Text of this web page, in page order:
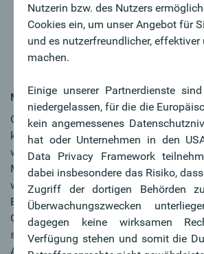
Unternehmen?
Egal welchen persönlichen
mitbringen, bei uns haben Sie
MY FUTURE
Oberbank ist anders, weil wir als
kundennahe, erfolgreiche
wachsen. Damit wachsen auch die
Mitarbeiter:innen, sich beruflich und
weiterzuentwickeln. Hier können Sie
Erfolgsgeschichte mit Ihren Ideen selbst
Oberbank bietet Ihnen nicht nur eine
sondern auch zahlreiche Benefits, wie
Aktienbeteiligung, betriebliche
Nutzerin bzw. des Nutzers
Cookies ein, um unser Angebot für
und es nutzerfreundlicher, effektiver
machen.
Einige unserer Partnerdienste
niedergelassen, für die die
kein angemessenes
hat oder Unternehmen in den
Data Privacy Framework
dabei insbesondere das Risiko,
Zugriff der dortigen Behörden
Überwachungszwecken
dagegen keine wirksamen
Verfügung stehen und somit die